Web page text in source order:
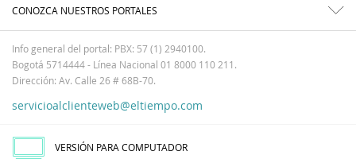
CONOZCA NUESTROS PORTALES
Info general del portal: PBX: 57 (1) 2940100.
Bogotá 5714444 - Línea Nacional 01 8000 110 211.
Dirección: Av. Calle 26 # 68B-70.
servicioalclienteweb@eltiempo.com
VERSIÓN PARA COMPUTADOR